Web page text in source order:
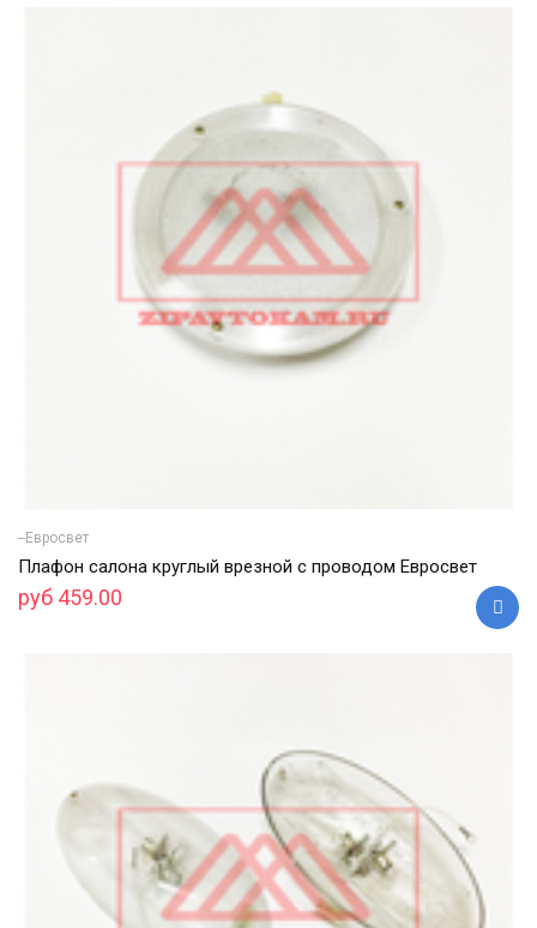
--Евросвет
Плафон салона круглый врезной с проводом Евросвет
руб 459.00